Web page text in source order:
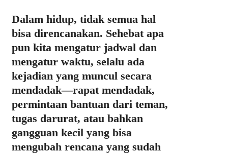
Dalam hidup, tidak semua hal
bisa direncanakan. Sehebat apa
pun kita mengatur jadwal dan
mengatur waktu, selalu ada
kejadian yang muncul secara
mendadak—rapat mendadak,
permintaan bantuan dari teman,
tugas darurat, atau bahkan
gangguan kecil yang bisa
mengubah rencana yang sudah